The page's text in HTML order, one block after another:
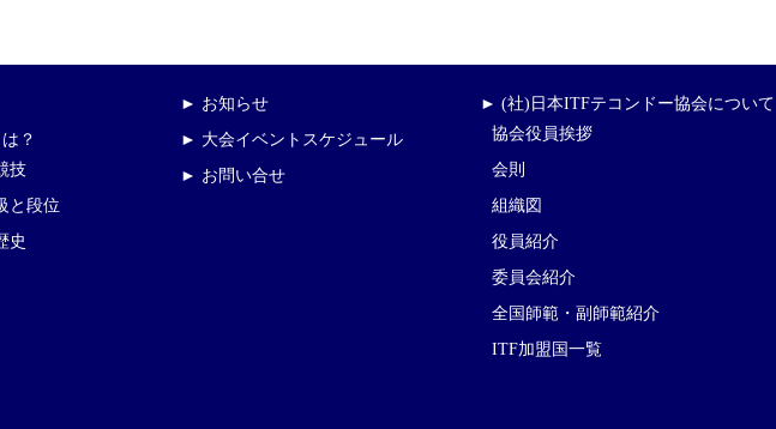
？
技
と段位
史
► お知らせ
► 大会イベントスケジュール
► お問い合せ
► (社)日本ITFテコンドー協会について
協会役員挨拶
会則
組織図
役員紹介
委員会紹介
全国師範・副師範紹介
ITF加盟国一覧